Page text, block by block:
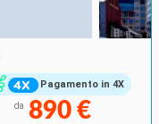
Pagamento in 4X
da 890 €